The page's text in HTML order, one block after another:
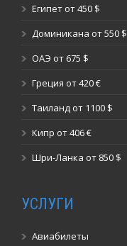
Египет от 450 $
Доминикана от 550 $
ОАЭ от 675 $
Греция от 420 €
Таиланд от 1100 $
Кипр от 406 €
Шри-Ланка от 850 $
УСЛУГИ
Авиабилеты